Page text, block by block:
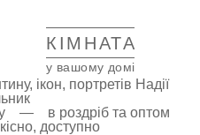
КІМНАТА
у вашому домі
ікон, портретів Надії
— в роздріб та оптом
доступно